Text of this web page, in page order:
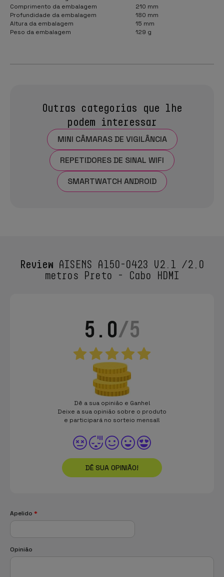
Comprimento da embalagem
210 mm
Profundidade da embalagem
180 mm
Altura da embalagem
15 mm
Peso da embalagem
129 g
Outras categorias que lhe
podem interessar
MINI CÂMARAS DE VIGILÂNCIA
REPETIDORES DE SINAL WIFI
SMARTWATCH ANDROID
ReviewAISENS A150-0423 V2.1 /2,0
metros Preto - Cabo HDMI
5.0/5
Dê a sua opinião e Ganhe!
Deixe a sua opinião sobre o produto
e participará no sorteio mensal!
DÊ SUA OPINIÃO!
Apelido *
Opinião